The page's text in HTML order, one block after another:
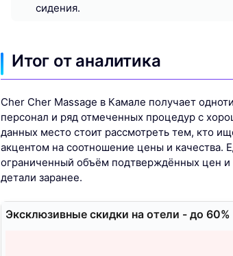
сидения.
Итог от аналитика
Cher Cher Massage в Камале получает
персонал и ряд отмеченных процедур с
данных место стоит рассмотреть тем, кто
акцентом на соотношение цены и качества.
ограниченный объём подтверждённых цен и
детали заранее.
Эксклюзивные скидки на отели - до 60%